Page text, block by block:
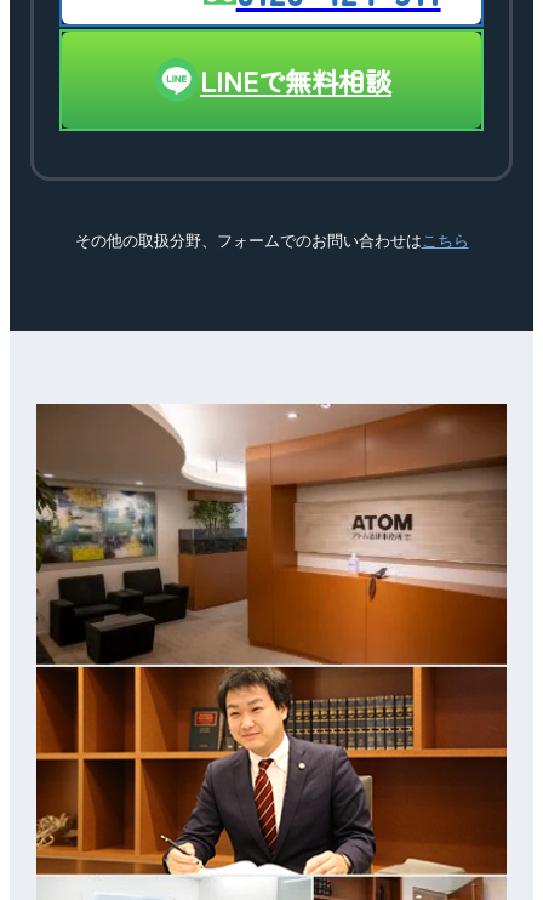
LINEで無料相談
その他の取扱分野、フォームでのお問い合わせは こちら